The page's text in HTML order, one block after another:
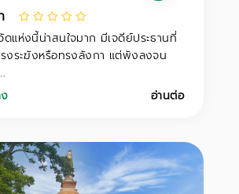
แห่งนี้น่าสนใจมาก มีเจดีย์ประธานที่
งระฆังหรือทรงลังกา แต่พังลงจน
อ่านต่อ